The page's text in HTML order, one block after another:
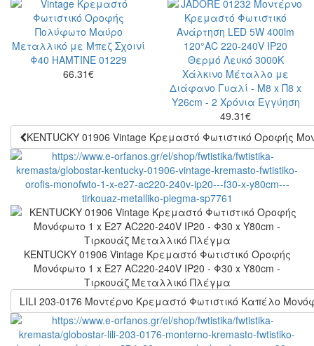
66.31€
49.31€
KENTUCKY 01906 Vintage Κρεμαστό Φωτιστικό Οροφής
KENTUCKY 01906 Vintage Κρεμαστό Φωτιστικό Οροφής
Μονόφωτο 1 x E27 AC220-240V IP20 - Φ30 x Υ80cm -
Τιρκουάζ Μεταλλικό Πλέγμα
LILI 203-0176 Μοντέρνο Κρεμαστό Φωτιστικό Καπέλο